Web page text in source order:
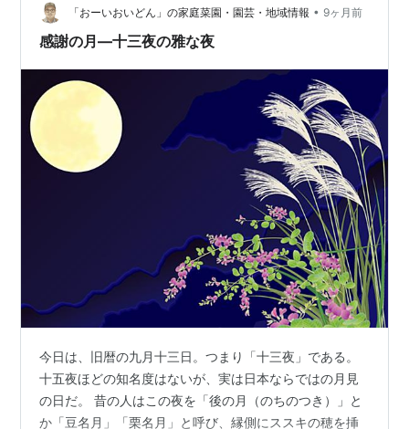
が良いとされたらしい。 昔の人は、月を眺めること自体
が“良いこと”だと信じていたという。 しかも、十五夜に
「おーいおいどん」の家庭菜園・園芸・地域情報 • 9ヶ月前
感謝の月―十三夜の雅な夜
今日は、旧暦の九月十三日。つまり「十三夜」である。
十五夜ほどの知名度はないが、実は日本ならではの月見
の日だ。 昔の人はこの夜を「後の月（のちのつき）」と
か「豆名月」「栗名月」と呼び、縁側にススキの穂を挿